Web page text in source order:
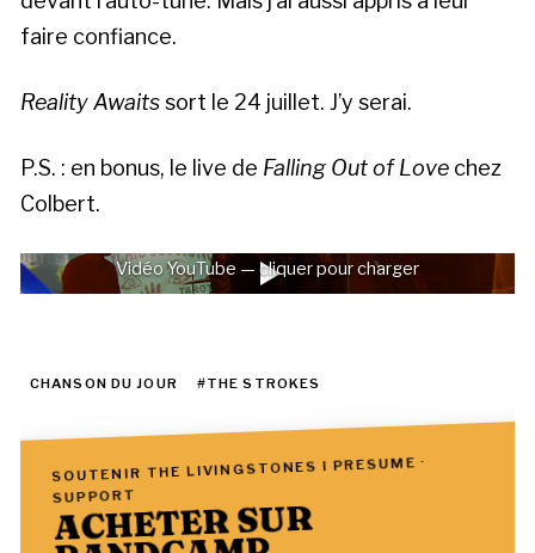
faire confiance.
Reality Awaitssort le 24 juillet. J’y serai.
P.S. : en bonus, le live de Falling Out of Love chez
Colbert.
Vidéo YouTube — cliquer pour charger
CHANSON DU JOUR #THE STROKES
SOUTENIR THE LIVINGSTONES I PRESUME ·
SUPPORT
ACHETER SUR